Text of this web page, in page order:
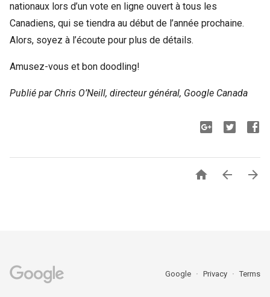
nationaux lors d’un vote en ligne ouvert à tous les
Canadiens, qui se tiendra au début de l’année prochaine.
Alors, soyez à l’écoute pour plus de détails.
Amusez-vous et bon doodling!
Publié par Chris O’Neill, directeur général, Google Canada
  
Google Privacy Terms